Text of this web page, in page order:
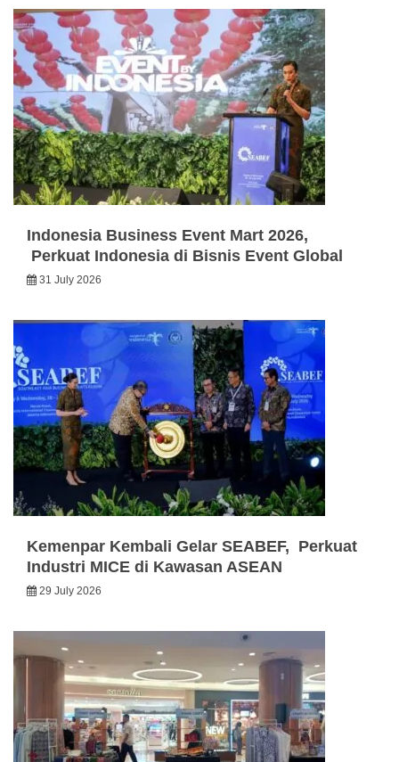
Indonesia Business Event Mart 2026,
Perkuat Indonesia di Bisnis Event Global
31 July 2026
Kemenpar Kembali Gelar SEABEF, Perkuat
Industri MICE di Kawasan ASEAN
29 July 2026